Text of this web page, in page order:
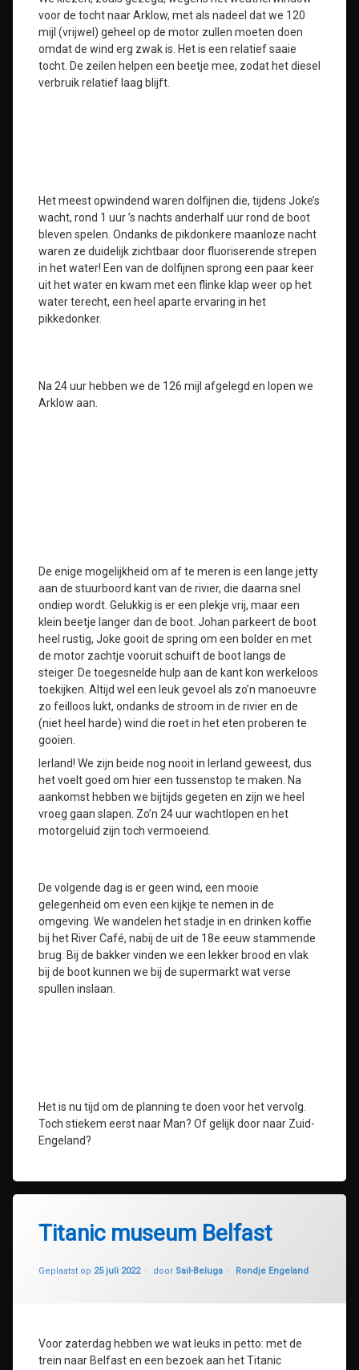
voor de tocht naar Arklow, met als nadeel dat we 120
mijl (vrijwel) geheel op de motor zullen moeten doen
omdat de wind erg zwak is. Het is een relatief saaie
tocht. De zeilen helpen een beetje mee, zodat het diesel
verbruik relatief laag blijft.
Het meest opwindend waren dolfijnen die, tijdens Joke’s
wacht, rond 1 uur ’s nachts anderhalf uur rond de boot
bleven spelen. Ondanks de pikdonkere maanloze nacht
waren ze duidelijk zichtbaar door fluoriserende strepen
in het water! Een van de dolfijnen sprong een paar keer
uit het water en kwam met een flinke klap weer op het
water terecht, een heel aparte ervaring in het
pikkedonker.
Na 24 uur hebben we de 126 mijl afgelegd en lopen we
Arklow aan.
De enige mogelijkheid om af te meren is een lange jetty
aan de stuurboord kant van de rivier, die daarna snel
ondiep wordt. Gelukkig is er een plekje vrij, maar een
klein beetje langer dan de boot. Johan parkeert de boot
heel rustig, Joke gooit de spring om een bolder en met
de motor zachtje vooruit schuift de boot langs de
steiger. De toegesnelde hulp aan de kant kon werkeloos
toekijken. Altijd wel een leuk gevoel als zo’n manoeuvre
zo feilloos lukt, ondanks de stroom in de rivier en de
(niet heel harde) wind die roet in het eten proberen te
gooien.
Ierland! We zijn beide nog nooit in Ierland geweest, dus
het voelt goed om hier een tussenstop te maken. Na
aankomst hebben we bijtijds gegeten en zijn we heel
vroeg gaan slapen. Zo’n 24 uur wachtlopen en het
motorgeluid zijn toch vermoeiend.
De volgende dag is er geen wind, een mooie
gelegenheid om even een kijkje te nemen in de
omgeving. We wandelen het stadje in en drinken koffie
bij het River Café, nabij de uit de 18e eeuw stammende
brug. Bij de bakker vinden we een lekker brood en vlak
bij de boot kunnen we bij de supermarkt wat verse
spullen inslaan.
Het is nu tijd om de planning te doen voor het vervolg.
Toch stiekem eerst naar Man? Of gelijk door naar Zuid-
Engeland?
Titanic museum Belfast
Geplaatst op 25 juli 2022
Geüpdatet op 31 juli 2022
door Sail-Beluga Categorieën:
Rondje Engeland
Voor zaterdag hebben we wat leuks in petto: met de
trein naar Belfast en een bezoek aan het Titanic